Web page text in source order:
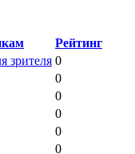
Рейтинг
зрителя 0
0
0
0
0
0